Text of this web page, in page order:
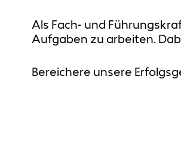
Als Fach- und
Aufgaben zu arbeiten.
Bereichere unsere